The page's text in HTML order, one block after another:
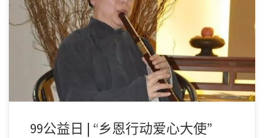
一年一度的“99公益日”到来啦~~~罗守诚先生邀您赏乐，为“乡恩行
动”一起捐。
99公益日 | “乡恩行动爱心大使”